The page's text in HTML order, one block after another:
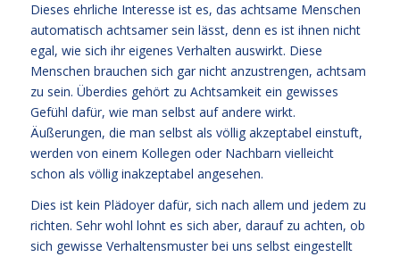
Dieses ehrliche Interesse ist es, das achtsame Menschen
automatisch achtsamer sein lässt, denn es ist ihnen nicht
egal, wie sich ihr eigenes Verhalten auswirkt. Diese
Menschen brauchen sich gar nicht anzustrengen, achtsam
zu sein. Überdies gehört zu Achtsamkeit ein gewisses
Gefühl dafür, wie man selbst auf andere wirkt.
Äußerungen, die man selbst als völlig akzeptabel einstuft,
werden von einem Kollegen oder Nachbarn vielleicht
schon als völlig inakzeptabel angesehen.
Dies ist kein Plädoyer dafür, sich nach allem und jedem zu
richten. Sehr wohl lohnt es sich aber, darauf zu achten, ob
sich gewisse Verhaltensmuster bei uns selbst eingestellt